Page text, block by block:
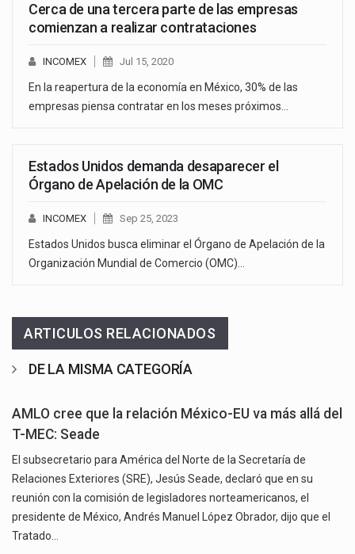
Cerca de una tercera parte de las empresas
comienzan a realizar contrataciones
INCOMEX Jul 15, 2020
En la reapertura de la economía en México, 30% de las
empresas piensa contratar en los meses próximos…
Estados Unidos demanda desaparecer el
Órgano de Apelación de la OMC
INCOMEX Sep 25, 2023
Estados Unidos busca eliminar el Órgano de Apelación de la
Organización Mundial de Comercio (OMC)…
ARTICULOS RELACIONADOS
DE LA MISMA CATEGORÍA
AMLO cree que la relación México-EU va más allá del
T-MEC: Seade
El subsecretario para América del Norte de la Secretaría de
Relaciones Exteriores (SRE), Jesús Seade, declaró que en su
reunión con la comisión de legisladores norteamericanos, el
presidente de México, Andrés Manuel López Obrador, dijo que el
Tratado…